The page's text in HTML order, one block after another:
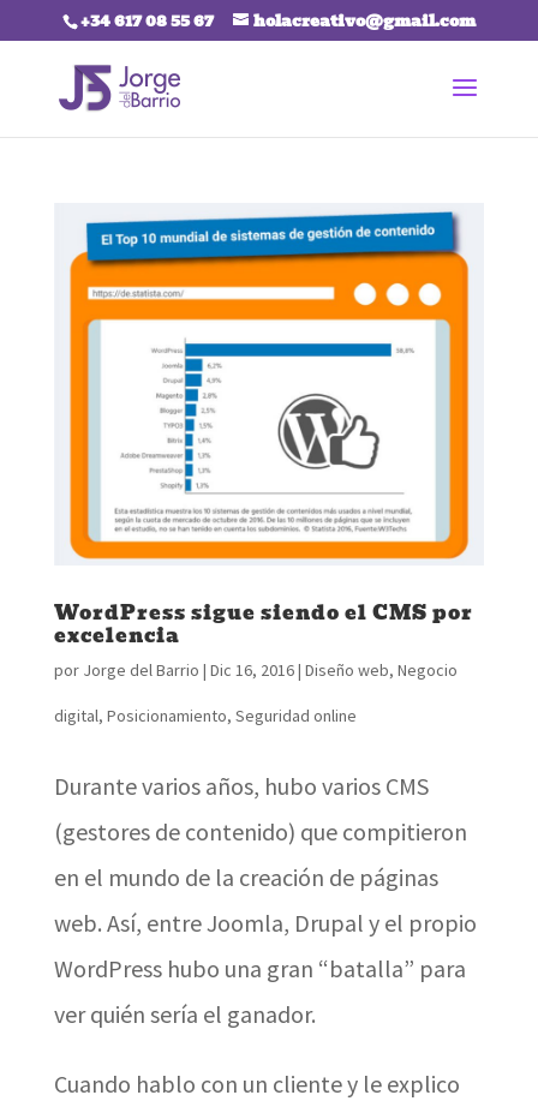
+34 617 08 55 67 holacreativo@gmail.com
WordPress sigue siendo el CMS por
excelencia
por Jorge del Barrio | Dic 16, 2016| Diseño web, Negocio
digital, Posicionamiento, Seguridad online
Durante varios años, hubo varios CMS
(gestores de contenido) que compitieron
en el mundo de la creación de páginas
web. Así, entre Joomla, Drupal y el propio
WordPress hubo una gran “batalla” para
ver quién sería el ganador.
Cuando hablo con un cliente y le explico